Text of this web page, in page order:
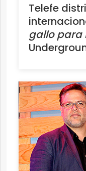
Telefe
gallo para